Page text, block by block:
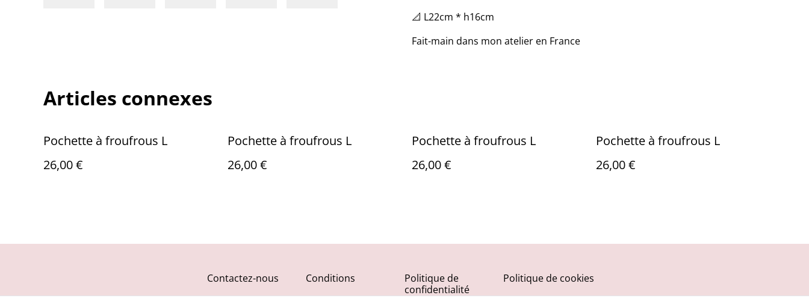
📐 L22cm * h16cm
Fait-main dans mon atelier en France
Articles connexes
Pochette à froufrous L
26,00 €
Pochette à froufrous L
26,00 €
Pochette à froufrous L
26,00 €
Pochette à froufrous L
26,00 €
Contactez-nous Conditions
Politique de
confidentialité
Politique de cookies